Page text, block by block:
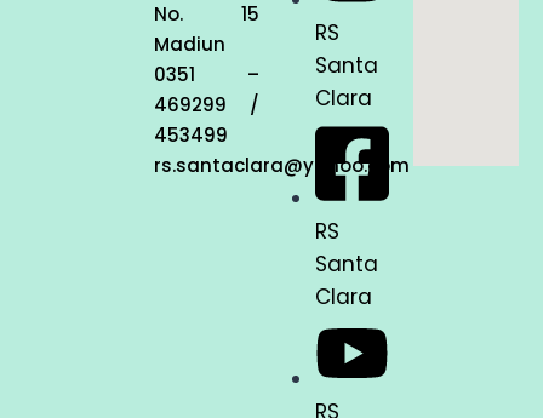
No. 15
Madiun
0351 –
469299 /
453499
rs.santaclara@yahoo.com
RS
Santa
Clara
RS
Santa
Clara
RS